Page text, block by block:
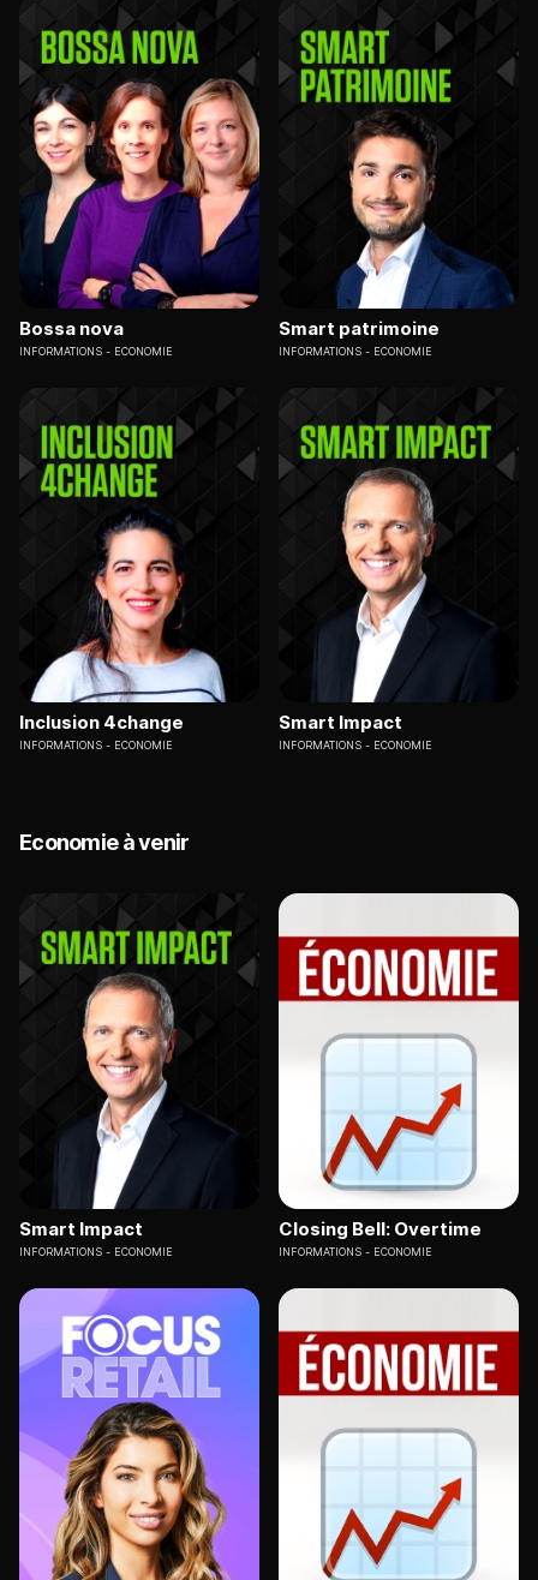
Bossa nova
INFORMATIONS ECONOMIE
Smart patrimoine
INFORMATIONS ECONOMIE
Inclusion 4change
INFORMATIONS ECONOMIE
Smart Impact
INFORMATIONS ECONOMIE
Economie à venir
Smart Impact
INFORMATIONS ECONOMIE
Closing Bell: Overtime
INFORMATIONS ECONOMIE